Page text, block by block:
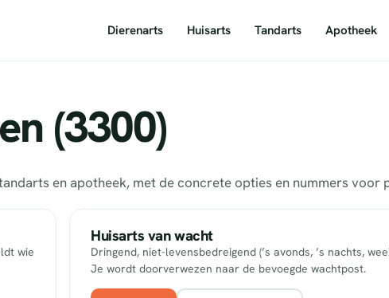
Dierenarts Huisarts Tandarts Apotheek
(3300)
en apotheek, met de concrete opties en nummers voor
wie
Huisarts van wacht
Dringend, niet-levensbedreigend (’s avonds, ’s nachts,
Je wordt doorverwezen naar de bevoegde wachtpost.